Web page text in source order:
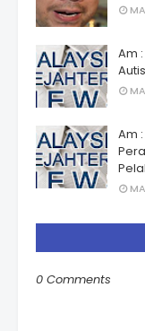
Am
Am
0 Comments